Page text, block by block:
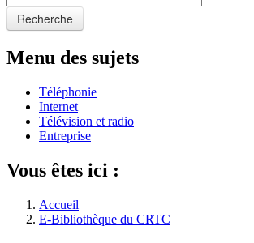
Recherche
Menu des sujets
Téléphonie
Internet
Télévision et radio
Entreprise
Vous êtes ici :
Accueil
E-Bibliothèque du CRTC